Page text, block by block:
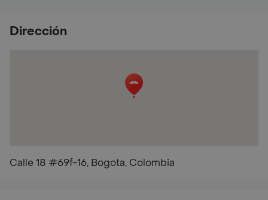
Dirección
Calle 18 #69f-16, Bogota, Colombia